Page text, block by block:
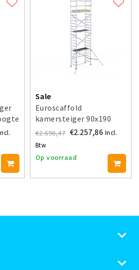
Sale
Euroscaffold
kamersteiger 90x190
werkhoogte 7,5 m
€2.696,47 €2.257,86 Incl.
Btw
Op voorraad